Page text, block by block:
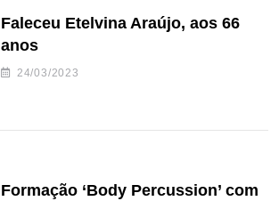
Faleceu Etelvina Araújo, aos 66
anos
24/03/2023
Formação ‘Body Percussion’ com